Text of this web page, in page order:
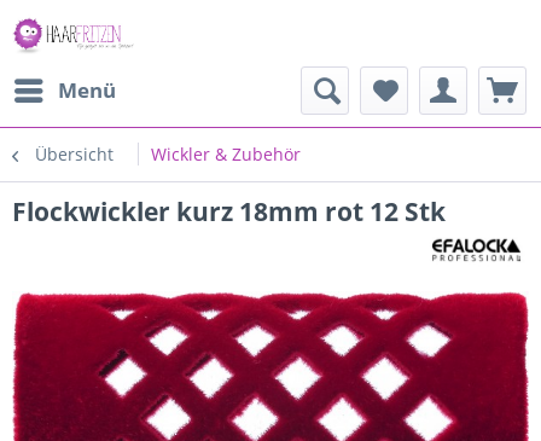
Menü
Übersicht Wickler & Zubehör
Flockwickler kurz 18mm rot 12 Stk